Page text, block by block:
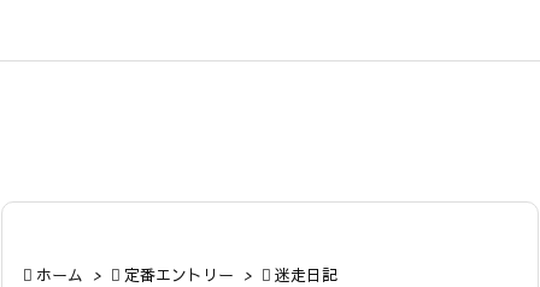
 ホーム >  定番エントリー >  迷走日記